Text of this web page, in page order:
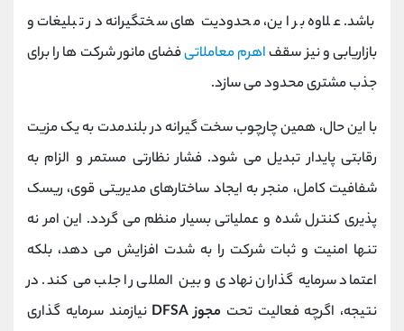
باشد. علاوه بر این، محدودیت ‌های سختگیرانه در تبلیغات و
بازاریابی و نیز سقفاهرم معاملاتیفضای مانور شرکت ‌ها را برای
جذب مشتری محدود می‌ سازد.
با این حال، همین چارچوب سخت‌ گیرانه در بلندمدت به یک مزیت
رقابتی پایدار تبدیل می‌ شود. فشار نظارتی مستمر و الزام به
شفافیت کامل، منجر به ایجاد ساختارهای مدیریتی قوی، ریسک‌
پذیری کنترل‌ شده و عملیاتی بسیار منظم می‌ گردد. این امر نه
تنها امنیت و ثبات شرکت را به شدت افزایش می‌ دهد، بلکه
اعتماد سرمایه‌ گذاران نهادی و بین‌ المللی را جلب می‌ کند. در
نتیجه، اگرچه فعالیت تحت مجوز DFSA
نیازمند سرمایه‌ گذاری